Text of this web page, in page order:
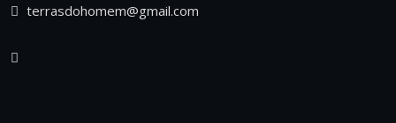
terrasdohomem@gmail.com